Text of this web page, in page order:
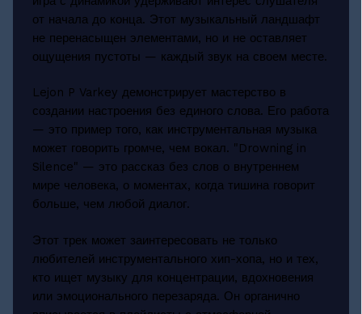
от начала до конца. Этот музыкальный ландшафт
не перенасыщен элементами, но и не оставляет
ощущения пустоты — каждый звук на своем месте.
Lejon P Varkey демонстрирует мастерство в
создании настроения без единого слова. Его работа
— это пример того, как инструментальная музыка
может говорить громче, чем вокал. "Drowning in
Silence" — это рассказ без слов о внутреннем
мире человека, о моментах, когда тишина говорит
больше, чем любой диалог.
Этот трек может заинтересовать не только
любителей инструментального хип-хопа, но и тех,
кто ищет музыку для концентрации, вдохновения
или эмоционального перезаряда. Он органично